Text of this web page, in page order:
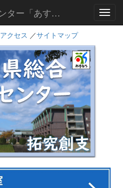
静岡県総合教育センター「あすなろ」
アクセス ／サイトマップ